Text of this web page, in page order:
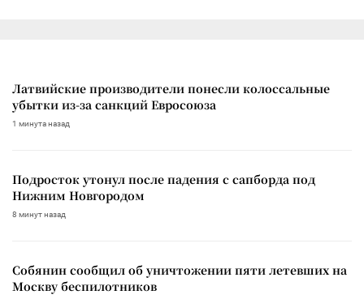
Латвийские производители понесли колоссальные
убытки из-за санкций Евросоюза
1 минута назад
Подросток утонул после падения с сапборда под
Нижним Новгородом
8 минут назад
Собянин сообщил об уничтожении пяти летевших на
Москву беспилотников